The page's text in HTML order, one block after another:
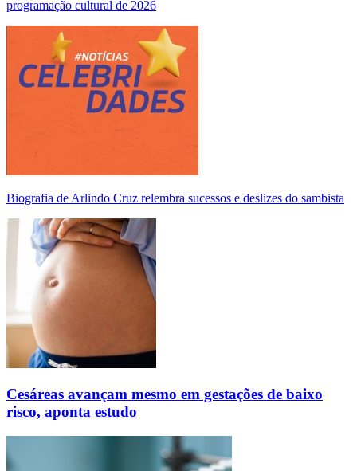
programação cultural de 2026
Biografia de Arlindo Cruz relembra sucessos e deslizes do sambista
Cesáreas avançam mesmo em gestações de baixo
risco, aponta estudo